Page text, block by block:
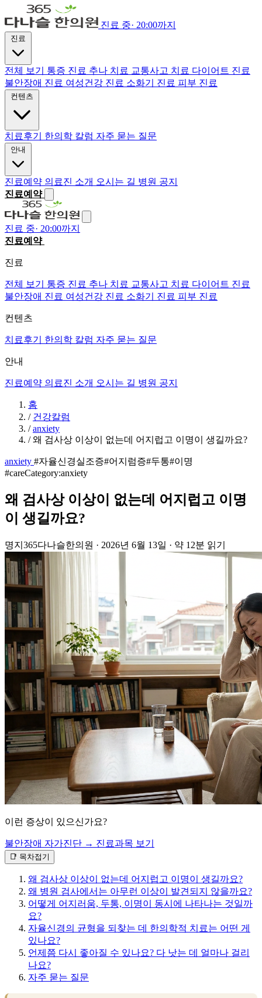
진료 중· 20:00까지
전체 보기 통증 진료 추나 치료 교통사고 치료 다이어트 진료
불안장애 진료 여성건강 진료 소화기 진료 피부 진료
치료후기 한의학 칼럼 자주 묻는 질문
진료예약 의료진 소개 오시는 길 병원 공지
진료예약
진료 중· 20:00까지
진료예약
진료
전체 보기 통증 진료 추나 치료 교통사고 치료 다이어트 진료
불안장애 진료 여성건강 진료 소화기 진료 피부 진료
컨텐츠
치료후기 한의학 칼럼 자주 묻는 질문
안내
진료예약 의료진 소개 오시는 길 병원 공지
홈
/ 건강칼럼
/ anxiety
/ 왜 검사상 이상이 없는데 어지럽고 이명이 생길까요?
anxiety #자율신경실조증#어지럼증#두통#이명
#careCategory:anxiety
왜 검사상 이상이 없는데 어지럽고 이명
이 생길까요?
명지365다나슬한의원 · 2026년 6월 13일 · 약 12분 읽기
이런 증상이 있으신가요?
불안장애 자가진단 → 진료과목 보기
📑 목차접기
왜 검사상 이상이 없는데 어지럽고 이명이 생길까요?
왜 병원 검사에서는 아무런 이상이 발견되지 않을까요?
어떻게 어지러움, 두통, 이명이 동시에 나타나는 것일까
요?
자율신경의 균형을 되찾는 데 한의학적 치료는 어떤 게
있나요?
언제쯤 다시 좋아질 수 있나요? 다 낫는 데 얼마나 걸리
나요?
자주 묻는 질문